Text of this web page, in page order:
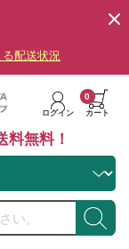
る配送状況
ログイン カート
0
料無料！